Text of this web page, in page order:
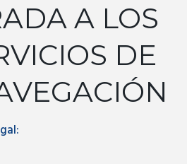
A LOS
DE